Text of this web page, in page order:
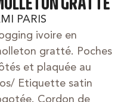
PARIS
ivoire en
gratté. Poches
et plaquée au
Etiquette satin
Cordon de